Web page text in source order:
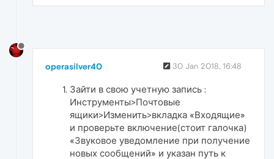
operasilver40 30 Jan 2018, 16:48
Зайти в свою учетную запись :
Инструменты>Почтовые
ящики>Изменить>вкладка «Входящие»
и проверьте включение(стоит галочка)
«Звуковое уведомление при получение
новых сообщений» и указан путь к